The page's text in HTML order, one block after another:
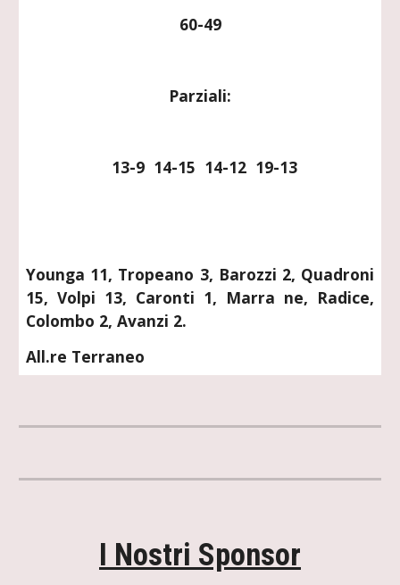
60-49
Parziali:
  13-9  14-15  14-12  19-13
Younga 11, Tropeano 3, Barozzi 2, Quadroni
15, Volpi 13, Caronti 1, Marra ne, Radice,
Colombo 2, Avanzi 2.
All.re Terraneo
I Nostri Sponsor